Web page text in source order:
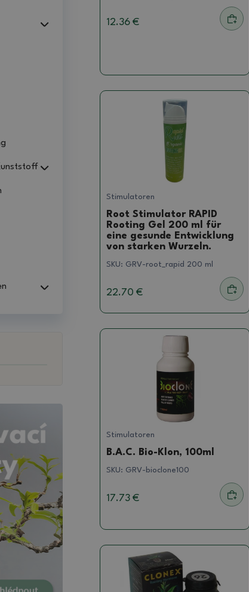
12.36 €
Stimulatoren
Root Stimulator RAPID
Rooting Gel 200 ml für
eine gesunde Entwicklung
von starken Wurzeln.
SKU: GRV-root_rapid 200 ml
22.70 €
Stimulatoren
B.A.C. Bio-Klon, 100ml
SKU: GRV-bioclone100
17.73 €